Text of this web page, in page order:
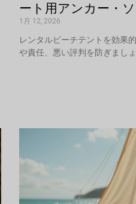
ート用アンカー・
1月 12, 2026
レンタルビーチテントを効果
や責任、悪い評判を防ぎまし